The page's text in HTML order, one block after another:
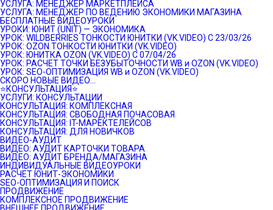
УСЛУГА: МЕНЕДЖЕР МАРКЕТПЛЕЙСА
УСЛУГА: МЕНЕДЖЕР ПО ВЕДЕНИЮ ЭКОНОМИКИ МАГАЗИНА
БЕСПЛАТНЫЕ ВИДЕОУРОКИ
УРОКИ: ЮНИТ (UNIT) — ЭКОНОМИКА
УРОК: WILDBERRIES ТОНКОСТИ ЮНИТКИ (VK.VIDEO) C 23/03/26
УРОК: OZON ТОНКОСТИ ЮНИТКИ (VK.VIDEO)
УРОК: ЮНИТКА OZON (VK.VIDEO) C 07/04/26
УРОК: РАСЧЕТ ТОЧКИ БЕЗУБЫТОЧНОСТИ WB и OZON (VK.VIDEO)
УРОК: SEO-ОПТИМИЗАЦИЯ WB и OZON (VK.VIDEO)
СКОРО НОВЫЕ ВИДЕО…
⭐️КОНСУЛЬТАЦИЯ⭐️
УСЛУГИ: КОНСУЛЬТАЦИИ
КОНСУЛЬТАЦИЯ: КОМПЛЕКСНАЯ
КОНСУЛЬТАЦИЯ: СВОБОДНАЯ ПОЧАСОВАЯ
КОНСУЛЬТАЦИЯ: IT-МАРЕКТЕЛЕЙСОВ
КОНСУЛЬТАЦИЯ: ДЛЯ НОВИЧКОВ
ВИДЕО-АУДИТ
ВИДЕО: АУДИТ КАРТОЧКИ ТОВАРА
ВИДЕО: АУДИТ БРЕНДА/МАГАЗИНА
ИНДИВИДУАЛЬНЫЕ ВИДЕОУРОКИ
РАСЧЕТ ЮНИТ-ЭКОНОМИКИ
SEO-ОПТИМИЗАЦИЯ И ПОИСК
ПРОДВИЖЕНИЕ
КОМПЛЕКСНОЕ ПРОДВИЖЕНИЕ